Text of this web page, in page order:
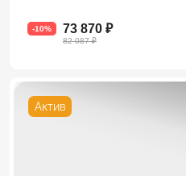
-10% 73 870 ₽
82 087 ₽
Актив